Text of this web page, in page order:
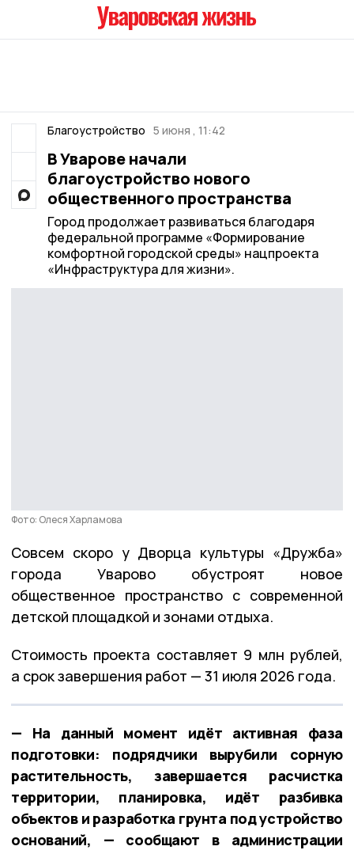
Благоустройство 5 июня , 11:42
В Уварове начали
благоустройство нового
общественного пространства
Город продолжает развиваться благодаря
федеральной программе «Формирование
комфортной городской среды» нацпроекта
«Инфраструктура для жизни».
Фото: Олеся Харламова
Совсем скоро у Дворца культуры «Дружба»
города Уварово обустроят новое
общественное пространство с современной
детской площадкой и зонами отдыха.
Стоимость проекта составляет 9 млн рублей,
а срок завершения работ — 31 июля 2026 года.
— На данный момент идёт активная фаза
подготовки: подрядчики вырубили сорную
растительность, завершается расчистка
территории, планировка, идёт разбивка
объектов и разработка грунта под устройство
оснований, — сообщают в администрации